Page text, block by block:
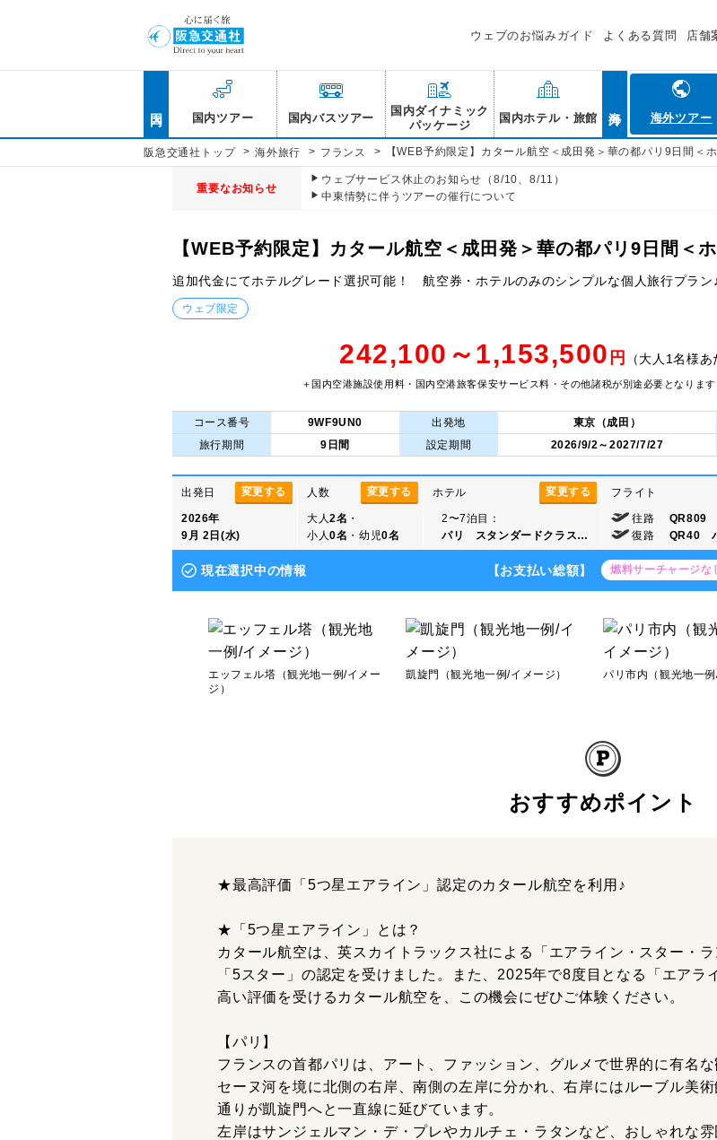
ウェブのお悩みガイド よくある質問 店舗
国内ツアー 国内バスツアー
国内ダイナミック
パッケージ
国内ホテル・旅館 海外ツアー
阪急交通社トップ > 海外旅行 > フランス > 【WEB予約限定】カタール航空＜成田発＞華の都パリ9日間＜
重要なお知らせ
ウェブサービス休止のお知らせ（8/10、8/11）
中東情勢に伴うツアーの催行について
【WEB予約限定】カタール航空＜成田発＞華の都パリ9日間＜
追加代金にてホテルグレード選択可能！ 航空券・ホテルのみのシンプルな個人旅行プラン
ウェブ限定
242,100～1,153,500 円 （大人1名様
＋国内空港施設使用料・国内空港旅客保安サービス料・その他諸税が別途必要となります
コース番号 9WF9UN0 出発地 東京（成田）
旅行期間
9日間 設定期間 2026/9/2～2027/7/27
変更する
出発日
2026年
9月 2日(水)
変更する
人数
大人2名 ・
小人0名 ・幼児0名
変更する
ホテル
2〜7泊目：
パリ スタンダードクラス…
フライト
往路
QR809
復路
QR40 パ
現在選択中の情報 【お支払い総額】 燃料サーチャージな
エッフェル塔（観光地一例/イメー
ジ）
凱旋門（観光地一例/イメージ） パリ市内（観光地一例
おすすめポイント
★最高評価「5つ星エアライン」認定のカタール航空を利用♪
★「5つ星エアライン」とは？
カタール航空は、英スカイトラックス社による「エアライン・スター・
「5スター」の認定を受けました。また、2025年で8度目となる「エアラ
高い評価を受けるカタール航空を、この機会にぜひご体験ください。
【パリ】
フランスの首都パリは、アート、ファッション、グルメで世界的に有名な
セーヌ河を境に北側の右岸、南側の左岸に分かれ、右岸にはルーブル美
通りが凱旋門へと一直線に延びています。
左岸はサンジェルマン・デ・プレやカルチェ・ラタンなど、おしゃれな